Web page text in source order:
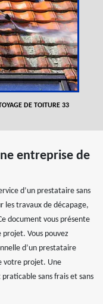
DE TOITURE 33
entreprise de
d’un prestataire sans
les travaux de décapage,
document vous présente
Vous pouvez
d’un prestataire
votre projet. Une
sans frais et sans